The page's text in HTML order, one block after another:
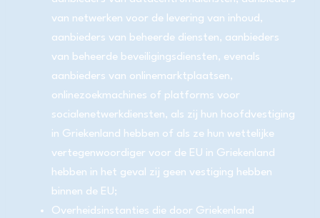
van netwerken voor de levering van inhoud,
aanbieders van beheerde diensten, aanbieders
van beheerde beveiligingsdiensten, evenals
aanbieders van onlinemarktplaatsen,
onlinezoekmachines of platforms voor
socialenetwerkdiensten, als zij hun hoofdvestiging
in Griekenland hebben of als ze hun wettelijke
vertegenwoordiger voor de EU in Griekenland
hebben in het geval zij geen vestiging hebben
binnen de EU;
Overheidsinstanties die door Griekenland